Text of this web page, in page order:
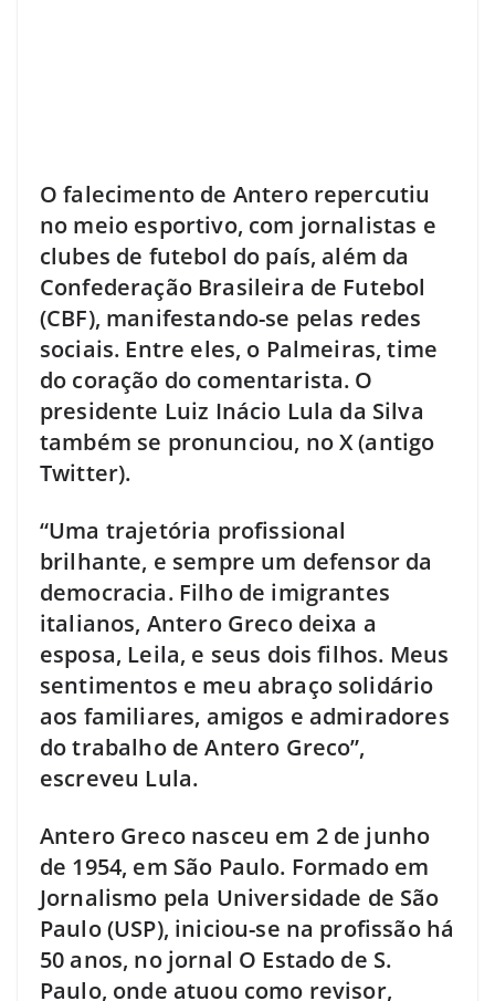
O falecimento de Antero repercutiu
no meio esportivo, com jornalistas e
clubes de futebol do país, além da
Confederação Brasileira de Futebol
(CBF), manifestando-se pelas redes
sociais. Entre eles, o Palmeiras, time
do coração do comentarista. O
presidente Luiz Inácio Lula da Silva
também se pronunciou, no X (antigo
Twitter).
“Uma trajetória profissional
brilhante, e sempre um defensor da
democracia. Filho de imigrantes
italianos, Antero Greco deixa a
esposa, Leila, e seus dois filhos. Meus
sentimentos e meu abraço solidário
aos familiares, amigos e admiradores
do trabalho de Antero Greco”,
escreveu Lula.
Antero Greco nasceu em 2 de junho
de 1954, em São Paulo. Formado em
Jornalismo pela Universidade de São
Paulo (USP), iniciou-se na profissão há
50 anos, no jornal O Estado de S.
Paulo, onde atuou como revisor,